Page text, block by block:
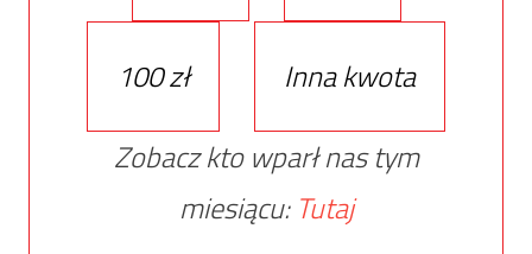
100 zł
Inna kwota
Zobacz kto wparł nas tym
miesiącu: Tutaj